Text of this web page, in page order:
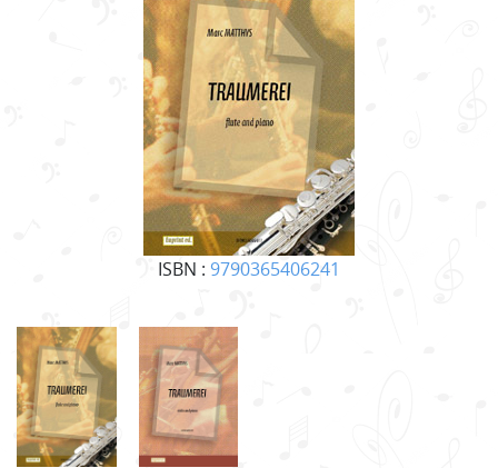
ISBN : 9790365406241